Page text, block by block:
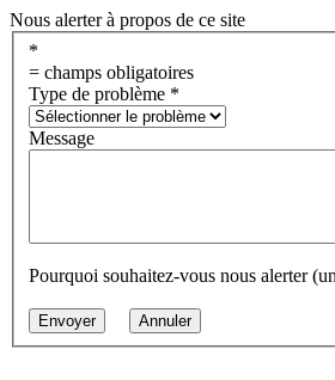
Nous alerter à propos de ce site
*
= champs obligatoires
Type de problème *
Message
Pourquoi souhaitez-vous nous alerter